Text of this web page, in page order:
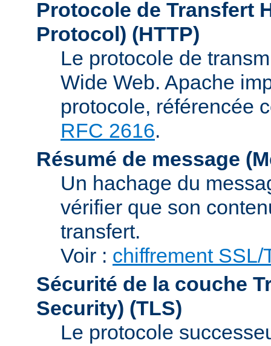
Protocole de Transfert
Protocol) (HTTP)
Le protocole de
Wide Web. Apache
protocole, référencée
RFC 2616.
Résumé de message
Un hachage du
vérifier que son
transfert.
Voir : chiffrement SSL/
Sécurité de la couche
Security) (TLS)
Le protocole